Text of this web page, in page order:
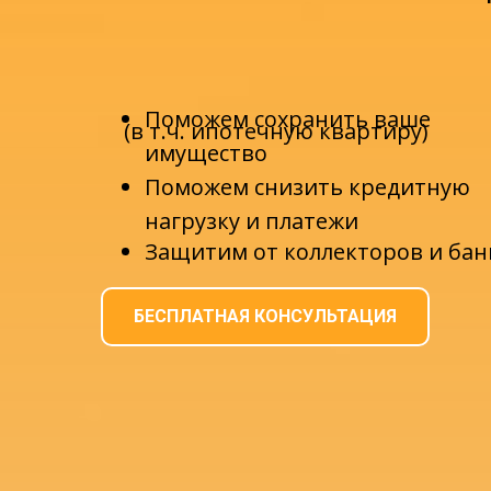
Поможем сохранить ваше
имущество
Защитим от коллекторов и
БЕСПЛАТНАЯ КОНСУЛЬТАЦИЯ
Поможем снизить кредитную
нагрузку и платежи
(в т.ч. ипотечную квартиру)